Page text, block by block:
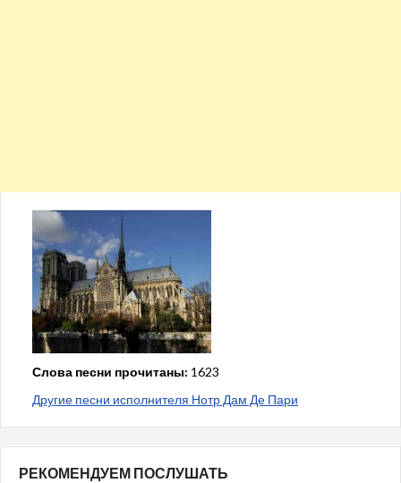
Слова песни прочитаны: 1623
Другие песни исполнителя Нотр Дам Де Пари
РЕКОМЕНДУЕМ ПОСЛУШАТЬ